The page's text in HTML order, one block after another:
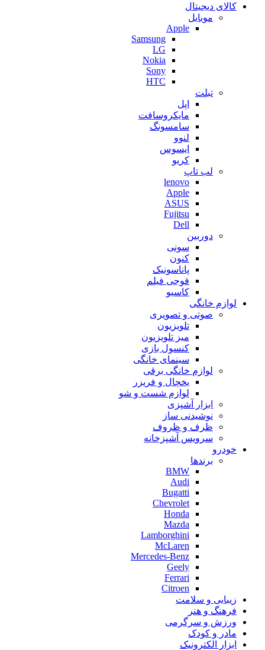
کالای دیجیتال
موبایل
Apple
Samsung
LG
Nokia
Sony
HTC
تبلت
اپل
مایکروسافت
سامسونگ
لنوو
ایسوس
کریو
لب تاپ
lenovo
Apple
ASUS
Fujitsu
Dell
دوربین
سونی
کنون
پاناسونیک
فوجی فیلم
کاسیو
لوازم خانگی
صوتی و تصویری
تلویزیون
میز تلویزیون
کنسول بازی
سینمای خانگی
لوازم خانگی برقی
یخچال و فریزر
لوازم شست و شو
ابزار آشپزی
نوشیدنی ساز
ظرف و ظروف
سرویس آشپزخانه
خودرو
برندها
BMW
Audi
Bugatti
Chevrolet
Honda
Mazda
Lamborghini
McLaren
Mercedes-Benz
Geely
Ferrari
Citroen
زیبایی و سلامت
فرهنگ و هنر
ورزش و سرگرمی
مادر و کودک
ابزار الکترونیک